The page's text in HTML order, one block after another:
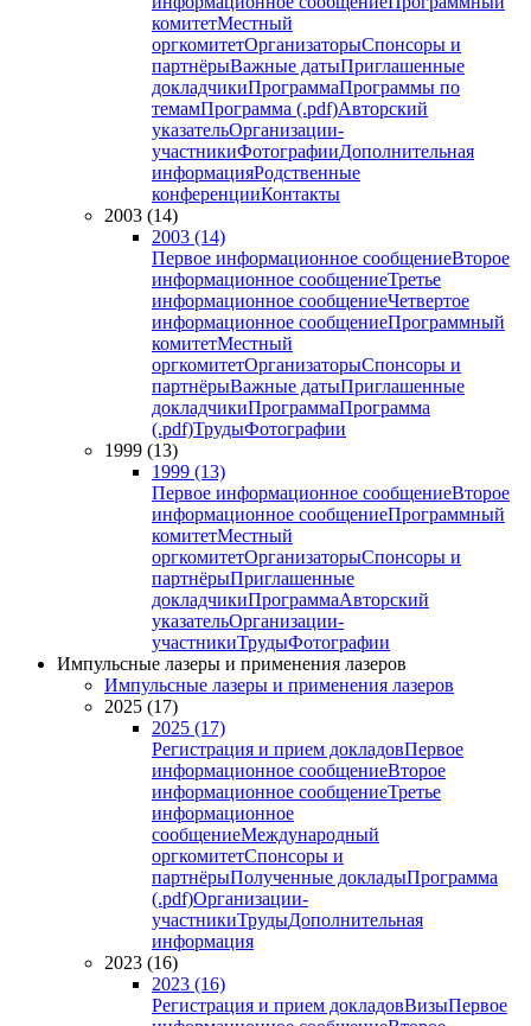
комитетМестный
оргкомитетОрганизаторыСпонсоры и
партнёрыВажные датыПриглашенные
докладчикиПрограммаПрограммы по
темамПрограмма (.pdf)Авторский
указательОрганизации-
участникиФотографииДополнительная
информацияРодственные
конференцииКонтакты
2003 (14)
2003 (14)
Первое информационное сообщениеВторое
информационное сообщениеТретье
информационное сообщениеЧетвертое
информационное сообщениеПрограммный
комитетМестный
оргкомитетОрганизаторыСпонсоры и
партнёрыВажные датыПриглашенные
докладчикиПрограммаПрограмма
(.pdf)ТрудыФотографии
1999 (13)
1999 (13)
Первое информационное сообщениеВторое
информационное сообщениеПрограммный
комитетМестный
оргкомитетОрганизаторыСпонсоры и
партнёрыПриглашенные
докладчикиПрограммаАвторский
указательОрганизации-
участникиТрудыФотографии
Импульсные лазеры и применения лазеров
Импульсные лазеры и применения лазеров
2025 (17)
2025 (17)
Регистрация и прием докладовПервое
информационное сообщениеВторое
информационное сообщениеТретье
информационное
сообщениеМеждународный
оргкомитетСпонсоры и
партнёрыПолученные докладыПрограмма
(.pdf)Организации-
участникиТрудыДополнительная
информация
2023 (16)
2023 (16)
Регистрация и прием докладовВизыПервое